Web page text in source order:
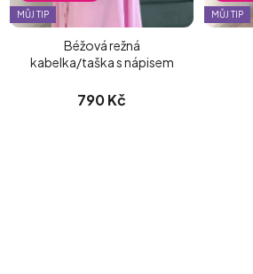
MŮJ TIP
Béžová režná
kabelka/taška s nápisem
790 Kč
MŮJ TIP